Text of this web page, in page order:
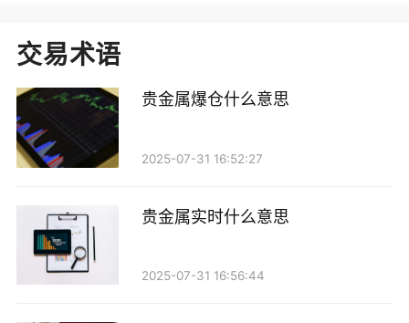
投资者通过网络平台购买、出售贵金属合约，以便在价
引了众多投资者，尤其是新手投资者。
td贵金属的优势
台进行的，这使得投资者可以在任何时间、任何地点进
行买卖。相比于传统的实物贵金属投资，电子交易的流
动性更强，投资者可以迅速应对市场变化。
交易术语
贵金属爆仓什么意思
2025-07-31 16:52:27
贵金属实时什么意思
2025-07-31 16:56:44